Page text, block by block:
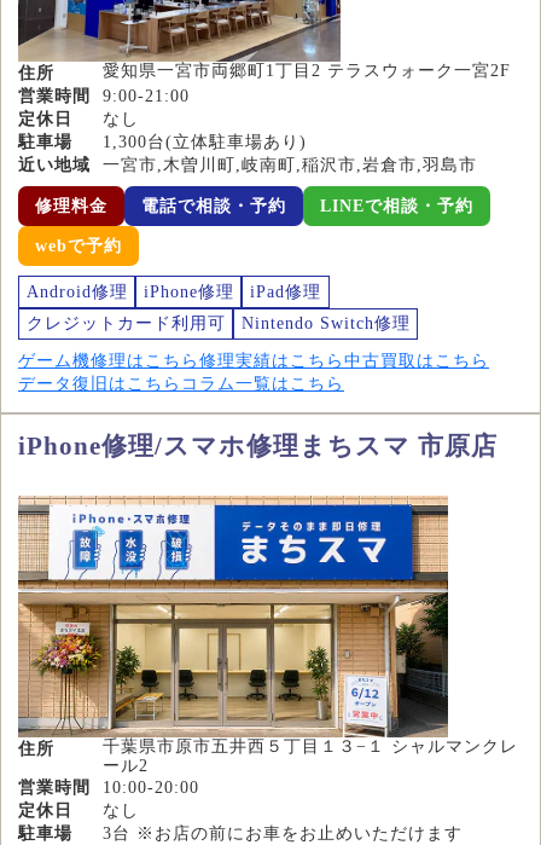
住所
愛知県一宮市両郷町1丁目2 テラスウォーク一宮2F
営業時間
9:00-21:00
定休日
なし
駐車場
1,300台(立体駐車場あり)
近い地域
一宮市,木曽川町,岐南町,稲沢市,岩倉市,羽島市
修理料金 電話で相談・予約 LINEで相談・予約
webで予約
Android修理 iPhone修理
iPad修理
クレジットカード利用可
Nintendo Switch修理
ゲーム機修理はこちら 修理実績はこちら 中古買取はこちら
データ復旧はこちら コラム一覧はこちら
iPhone修理/スマホ修理まちスマ 市原店
住所
千葉県市原市五井西５丁目１３−１ シャルマンクレ
ール2
営業時間
10:00-20:00
定休日
なし
駐車場
3台 ※お店の前にお車をお止めいただけます